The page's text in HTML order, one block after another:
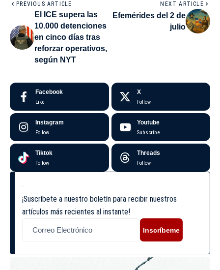
PREVIOUS ARTICLE
El ICE supera las
10.000 detenciones
en cinco días tras
reforzar operativos,
según NYT
NEXT ARTICLE
Efemérides del 2 de
julio
Facebook
Like
X
Follow
Instagram
Follow
Youtube
Subscribe
Tiktok
Follow
Threads
Follow
¡Suscríbete a nuestro boletín para recibir nuestros
artículos más recientes al instante!
Inscríbeme